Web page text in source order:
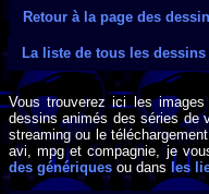
Retour à la page des
La liste de tous les
Vous trouverez ici les
dessins animés des séries de
streaming ou le
avi, mpg et compagnie, je
des génériques ou dans les